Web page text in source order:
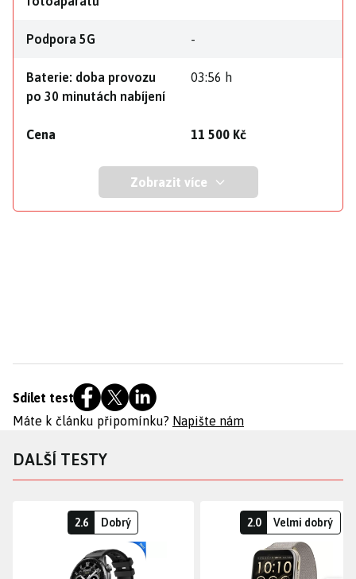
Podpora 5G -
Baterie: doba provozu
po 30 minutách nabíjení
03:56 h
Cena 11 500 Kč
Zobrazit více
Sdílet test
Máte k článku připomínku? Napište nám
DALŠÍ TESTY
2.6 Dobrý 2.0 Velmi dobrý